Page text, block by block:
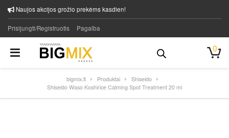
Naujos akcijos grožio prekėms kasdien!
Prisijungti/Registruotis Pagalba
0
bigmix.lt Produktai
Shiseido
Shiseido Waso Koshirice Calming Spot Treatment 20 ml